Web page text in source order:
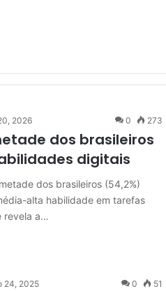
2026 0 273
dos brasileiros
digitais
dos brasileiros (54,2%)
alta habilidade em tarefas
revela a…
24, 2025 0 51